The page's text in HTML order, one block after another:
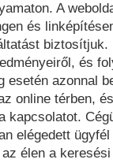
A
és
és
esetén azonnal
online térben,
kapcsolatot.
elégedett
élen a